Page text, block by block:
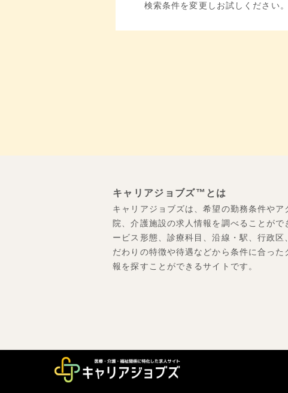
検索条件を変更しお試しください。
キャリアジョブズ™とは
キャリアジョブズは、希望の勤務条件や
院、介護施設の求人情報を調べることが
ービス形態、診療科目、沿線・駅、行政
だわりの特徴や待遇などから条件に合っ
報を探すことができるサイトです。